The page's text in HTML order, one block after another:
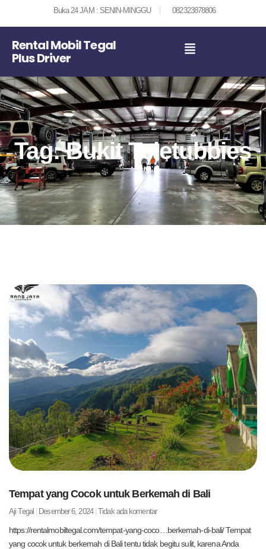
Buka 24 JAM : SENIN-MINGGU 082323878806
Rental Mobil Tegal
Plus Driver
Tag: Bukit Teletubbies
Tempat yang Cocok untuk Berkemah di Bali
Aji Tegal Desember 6, 2024 Tidak ada komentar
https://rentalmobiltegal.com/tempat-yang-coco…berkemah-di-bali/ Tempat
yang cocok untuk berkemah di Bali tentu tidak begitu sulit, karena Anda